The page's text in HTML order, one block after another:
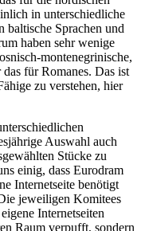
in unterschiedliche
baltische Sprachen und
haben sehr wenige
montenegrinische,
das für Romanes. Das ist
zu verstehen, hier
Auswahl auch
Stücke zu
einig, dass Eurodram
Internetseite benötigt
jeweiligen Komitees
Internetseiten
Raum verpufft, sondern